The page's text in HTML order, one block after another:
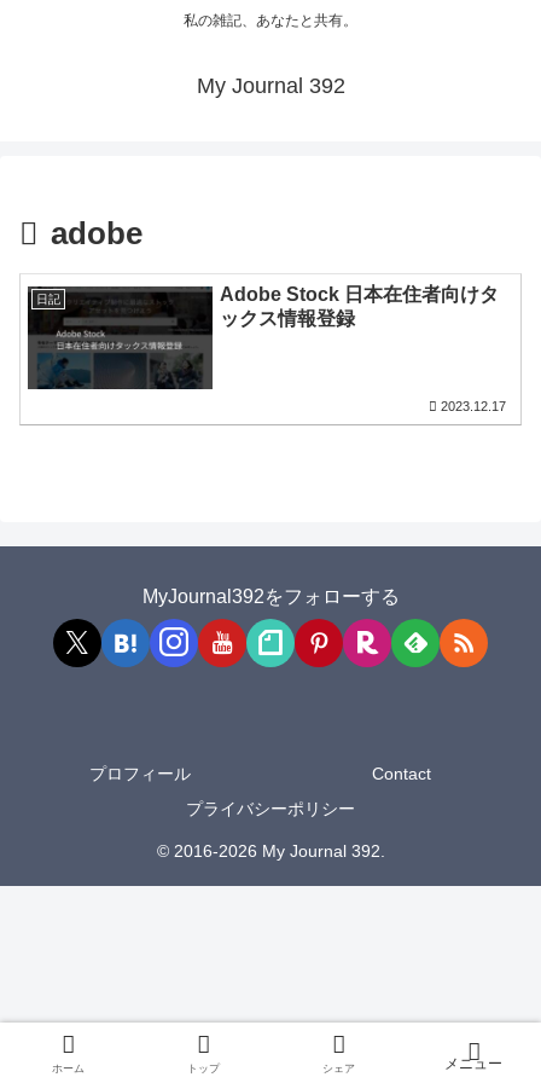
私の雑記、あなたと共有。
My Journal 392
adobe
日記
Adobe Stock 日本在住者向けタ
ックス情報登録
2023.12.17
MyJournal392をフォローする
プロフィール
Contact
プライバシーポリシー
© 2016-2026 My Journal 392.
ホーム トップ シェア